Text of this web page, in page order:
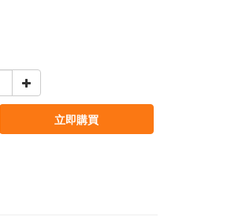
立即購買